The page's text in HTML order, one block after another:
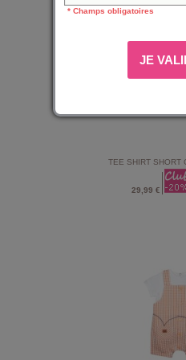
TEE SHIRT SHORT
29,99 €
* Champs obligatoires